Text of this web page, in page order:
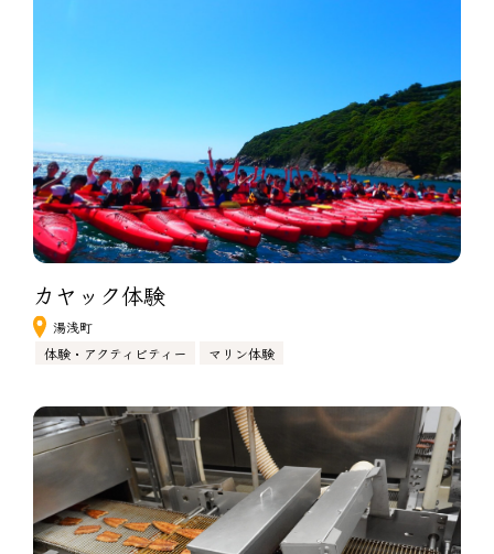
カヤック体験
湯浅町
体験・アクティビティー
マリン体験